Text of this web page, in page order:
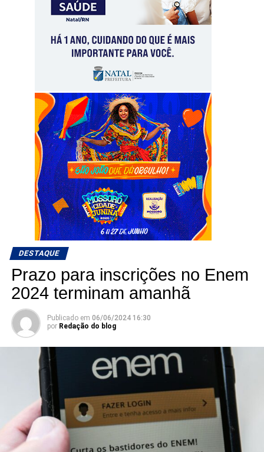
DESTAQUE
Prazo para inscrições no Enem
2024 terminam amanhã
Publicado em 06/06/2024 16:30
por Redação do blog